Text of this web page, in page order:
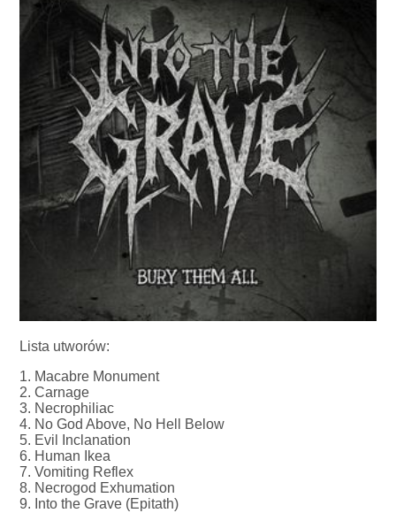
Lista utworów:
1. Macabre Monument
2. Carnage
3. Necrophiliac
4. No God Above, No Hell Below
5. Evil Inclanation
6. Human Ikea
7. Vomiting Reflex
8. Necrogod Exhumation
9. Into the Grave (Epitath)